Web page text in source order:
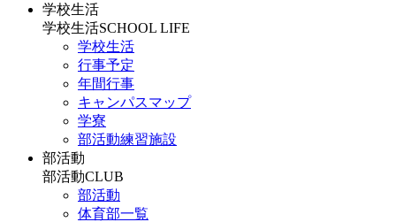
学校生活
学校生活SCHOOL LIFE
学校生活
行事予定
年間行事
キャンパスマップ
学寮
部活動練習施設
部活動
部活動CLUB
部活動
体育部一覧